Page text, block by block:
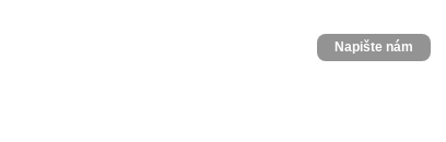
Napište nám